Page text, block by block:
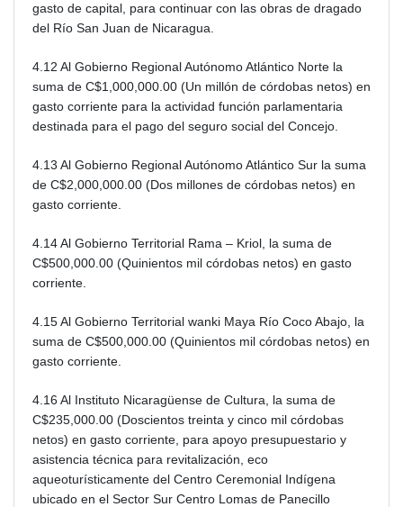
gasto de capital, para continuar con las obras de dragado
del Río San Juan de Nicaragua.
4.12 Al Gobierno Regional Autónomo Atlántico Norte la
suma de C$1,000,000.00 (Un millón de córdobas netos) en
gasto corriente para la actividad función parlamentaria
destinada para el pago del seguro social del Concejo.
4.13 Al Gobierno Regional Autónomo Atlántico Sur la suma
de C$2,000,000.00 (Dos millones de córdobas netos) en
gasto corriente.
4.14 Al Gobierno Territorial Rama – Kriol, la suma de
C$500,000.00 (Quinientos mil córdobas netos) en gasto
corriente.
4.15 Al Gobierno Territorial wanki Maya Río Coco Abajo, la
suma de C$500,000.00 (Quinientos mil córdobas netos) en
gasto corriente.
4.16 Al Instituto Nicaragüense de Cultura, la suma de
C$235,000.00 (Doscientos treinta y cinco mil córdobas
netos) en gasto corriente, para apoyo presupuestario y
asistencia técnica para revitalización, eco
aqueoturísticamente del Centro Ceremonial Indígena
ubicado en el Sector Sur Centro Lomas de Panecillo